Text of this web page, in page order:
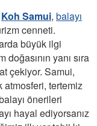
Koh Samui, balayı
cenneti.
büyük ilgi
yanı sıra
çekiyor. Samui,
atmosferi, tertemiz
önerileri
hayal ediyorsanız